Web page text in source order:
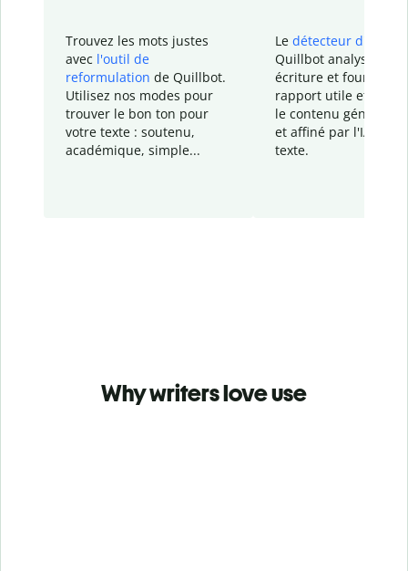
Trouvez les mots justes
avec l'outil de
reformulation de Quillbot.
Utilisez nos modes pour
trouver le bon ton pour
votre texte : soutenu,
académique, simple...
Le détecteur d'IA
Quillbot analyse votre
écriture et fournit un
rapport utile et
le contenu généré
et affiné par l'IA
texte.
Why writers love use